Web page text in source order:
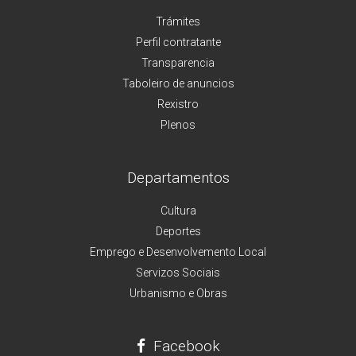
Trámites
Perfil contratante
Transparencia
Taboleiro de anuncios
Rexistro
Plenos
Departamentos
Cultura
Deportes
Emprego e Desenvolvemento Local
Servizos Sociais
Urbanismo e Obras
Facebook